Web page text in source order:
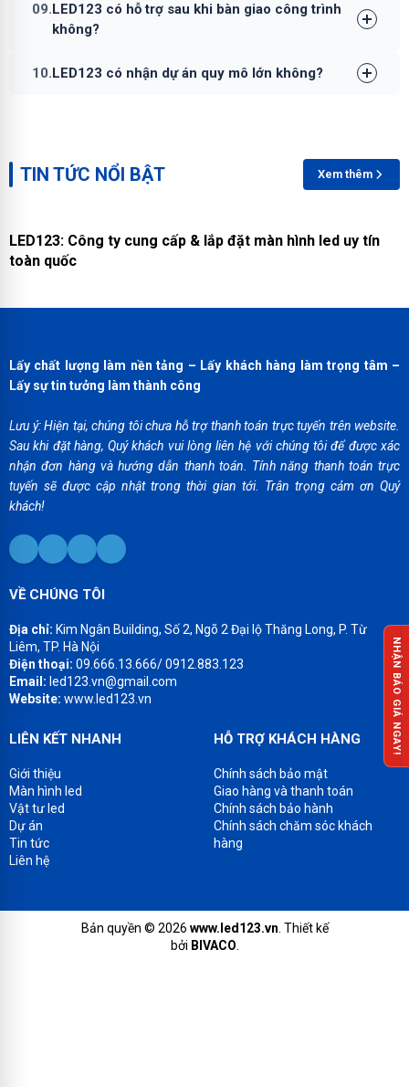
09.LED123 có hỗ trợ sau khi bàn giao công trình
không?
10.LED123 có nhận dự án quy mô lớn không?
TIN TỨC NỔI BẬT Xem thêm
LED123: Công ty cung cấp & lắp đặt màn hình led uy tín
toàn quốc
Lấy chất lượng làm nền tảng – Lấy khách hàng làm trọng tâm –
Lấy sự tin tưởng làm thành công
Lưu ý: Hiện tại, chúng tôi chưa hỗ trợ thanh toán trực tuyến trên website.
Sau khi đặt hàng, Quý khách vui lòng liên hệ với chúng tôi để được xác
nhận đơn hàng và hướng dẫn thanh toán. Tính năng thanh toán trực
tuyến sẽ được cập nhật trong thời gian tới. Trân trọng cảm ơn Quý
khách!
VỀ CHÚNG TÔI
Địa chỉ: Kim Ngân Building, Số 2, Ngõ 2 Đại lộ Thăng Long, P. Từ
Liêm, TP. Hà Nội
Điện thoại: 09.666.13.666/ 0912.883.123
Email: led123.vn@gmail.com
Website: www.led123.vn
LIÊN KẾT NHANH
Giới thiệu
Màn hình led
Vật tư led
Dự án
Tin tức
Liên hệ
HỖ TRỢ KHÁCH HÀNG
Chính sách bảo mật
Giao hàng và thanh toán
Chính sách bảo hành
Chính sách chăm sóc khách
hàng
Bản quyền © 2026 www.led123.vn . Thiết kế
bởi BIVACO
NHẬN BÁO GIÁ NGAY!